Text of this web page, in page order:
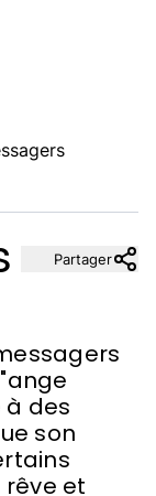
à des
son
et
Partager